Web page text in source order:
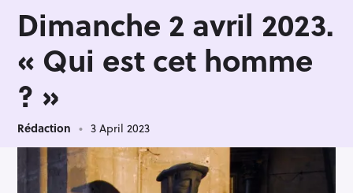
Dimanche 2 avril 2023.
« Qui est cet homme
? »
Rédaction 3 April 2023